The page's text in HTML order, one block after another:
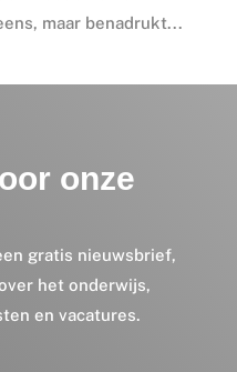
maar benadrukt...
onze
gratis nieuwsbrief,
het onderwijs,
en vacatures.